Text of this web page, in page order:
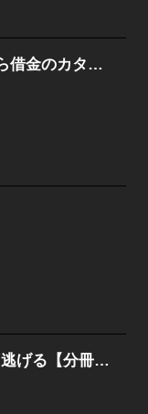
友人に500円貸したら借金のカタに妹をよこしてきたのだけれど、俺は一体どうすればいいんだろう
大預言者は前世から逃げる【分冊版】